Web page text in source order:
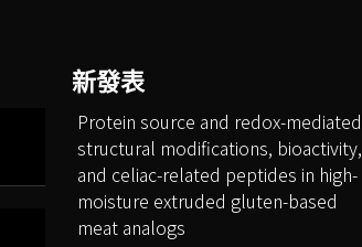
新發表
Protein source and redox-mediated
structural modifications, bioactivity,
and celiac-related peptides in high-
moisture extruded gluten-based
meat analogs